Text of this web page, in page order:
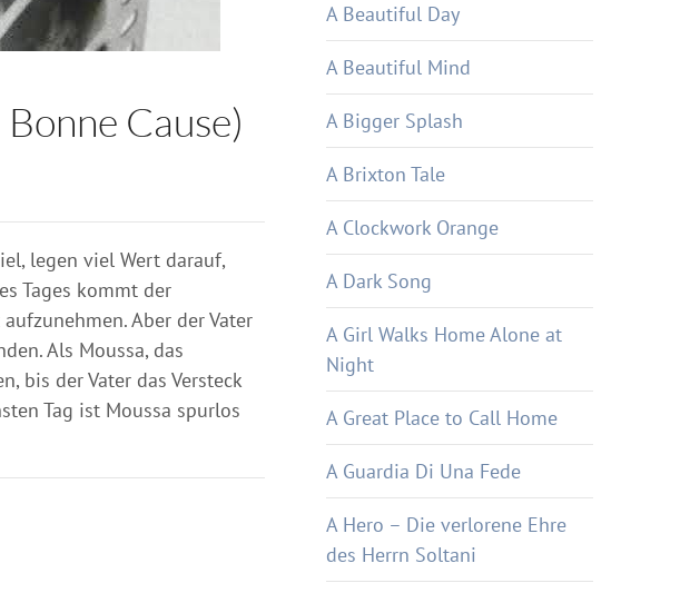
Cause)
legen viel Wert darauf,
Tages kommt der
Aber der Vater
Als Moussa, das
bis der Vater das Versteck
Tag ist Moussa spurlos
A Beautiful Day
A Beautiful Mind
A Bigger Splash
A Brixton Tale
A Clockwork Orange
A Dark Song
A Girl Walks Home Alone at
Night
A Great Place to Call Home
A Guardia Di Una Fede
A Hero – Die verlorene Ehre
des Herrn Soltani